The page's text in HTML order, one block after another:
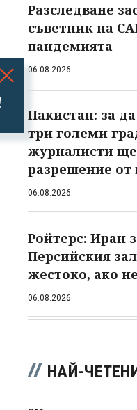
Разследване
съветник на
пандемията
06.08.2026
Пакистан: за
три големи
журналисти ще
разрешение от
06.08.2026
Ройтерс: Иран
Персийския
жестоко, ако
06.08.2026
НАЙ-